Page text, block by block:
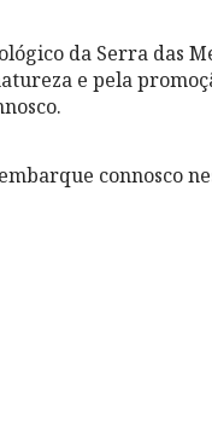
da Serra das
e pela
connosco